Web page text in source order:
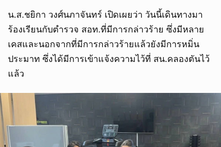
น.ส.ชยิกา วงศ์นภาจันทร์ เปิดเผยว่า วันนี้เดินทางมา
ร้องเรียนกับตำรวจ สอท.ที่มีการกล่าวร้าย ซึ่งมีหลาย
เคสและนอกจากที่มีการกล่าวร้ายแล้วยังมีการหมิ่น
ประมาท ซึ่งได้มีการเข้าแจ้งความไว้ที่ สน.คลองตันไว้
แล้ว